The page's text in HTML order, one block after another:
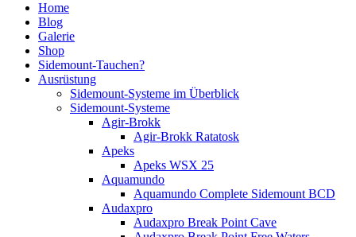
Home
Blog
Galerie
Shop
Sidemount-Tauchen?
Ausrüstung
Sidemount-Systeme im Überblick
Sidemount-Systeme
Agir-Brokk
Agir-Brokk Ratatosk
Apeks
Apeks WSX 25
Aquamundo
Aquamundo Complete Sidemount BCD
Audaxpro
Audaxpro Break Point Cave